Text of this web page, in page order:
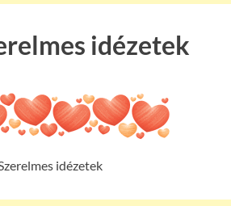
idézetek
idézetek